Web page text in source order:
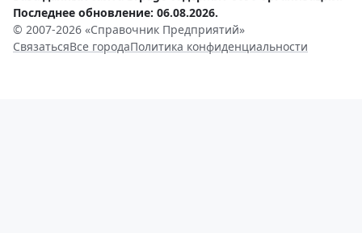
Последнее обновление: 06.08.2026.
© 2007-2026 «Справочник Предприятий»
СвязатьсяВсе городаПолитика конфиденциальности